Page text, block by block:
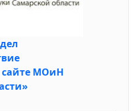
сайте МОиН